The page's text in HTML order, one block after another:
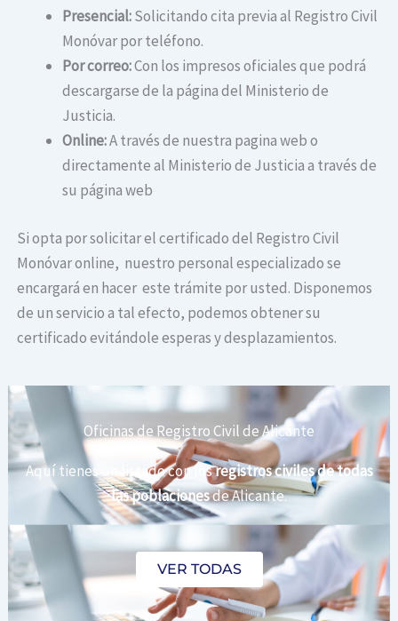
Presencial:Solicitando cita previa al Registro Civil
Monóvar por teléfono.
Por correo:Con los impresos oficiales que podrá
descargarse de la página del Ministerio de
Justicia.
Online:A través de nuestra pagina web o
directamente al Ministerio de Justicia a través de
su página web
Si opta por solicitar el certificado del Registro Civil
Monóvar online, nuestro personal especializado se
encargará en hacer este trámite por usted. Disponemos
de un servicio a tal efecto, podemos obtener su
certificado evitándole esperas y desplazamientos.
Oficinas de Registro Civil de Alicante
Aquí tienes un listado con losregistros civiles de todas
las poblacionesde Alicante.
VER TODAS